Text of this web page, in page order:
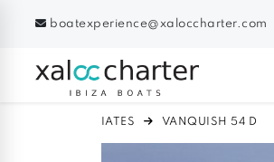
boatexperience@xaloccharter.com
IATES VANQUISH 54 D